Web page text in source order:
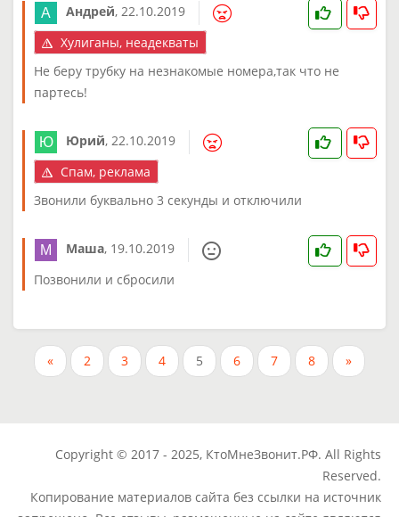
Андрей, 22.10.2019
Хулиганы, неадекваты
Не беру трубку на незнакомые номера,так что не
партесь!
Юрий, 22.10.2019
Спам, реклама
Звонили буквально 3 секунды и отключили
Маша, 19.10.2019
Позвонили и сбросили
« 2 3 4 5 6 7 8 »
Copyright © 2017 - 2025, КтоМнеЗвонит.РФ. All Rights
Reserved.
Копирование материалов сайта без ссылки на источник